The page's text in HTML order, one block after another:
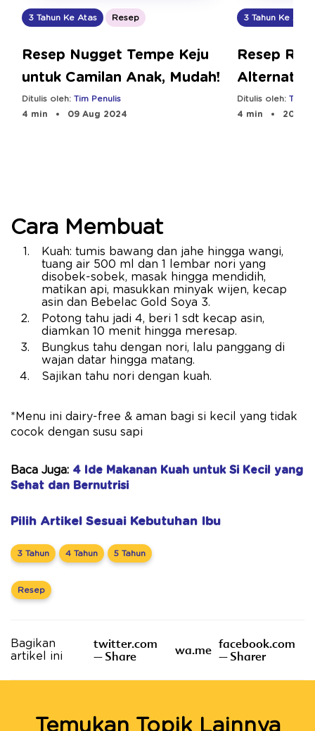
3 Tahun Ke Atas Resep
Resep Nugget Tempe Keju
untuk Camilan Anak, Mudah!
Ditulis oleh: Tim Penulis
4 min
09 Aug 2024
3 Tahun Ke Atas
Resep
Alternatif
Anak
Ditulis oleh: Tim
4 min
20
Cara Membuat
Kuah: tumis bawang dan jahe hingga wangi,
tuang air 500 ml dan 1 lembar nori yang
disobek-sobek, masak hingga mendidih,
matikan api, masukkan minyak wijen, kecap
asin dan Bebelac Gold Soya 3.
Potong tahu jadi 4, beri 1 sdt kecap asin,
diamkan 10 menit hingga meresap.
Bungkus tahu dengan nori, lalu panggang di
wajan datar hingga matang.
Sajikan tahu nori dengan kuah.
*Menu ini dairy-free & aman bagi si kecil yang tidak
cocok dengan susu sapi
Baca Juga: 4 Ide Makanan Kuah untuk Si Kecil yang
Sehat dan Bernutrisi
Pilih Artikel Sesuai Kebutuhan Ibu
3 Tahun 4 Tahun 5 Tahun
Resep
Bagikan
artikel ini
twitter.com
– Share
wa.me facebook.com
– Sharer
Temukan Topik Lainnya